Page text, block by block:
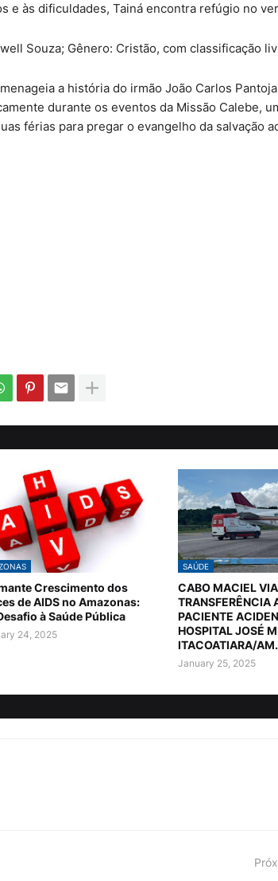
e às dificuldades, Tainá encontra refúgio no
Souza; Gênero: Cristão, com classificação
a história do irmão João Carlos
durante os eventos da Missão Calebe,
férias para pregar o evangelho da salvação
Crescimento dos
de AIDS no Amazonas:
à Saúde Pública
24, 2025
SAÚDE
CABO MACIEL
TRANSFERÊNCIA
PACIENTE
HOSPITAL JOSÉ
ITACOATIARA/AM.
January 25, 2025